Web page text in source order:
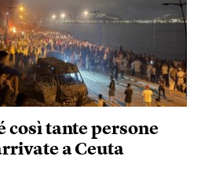
così tante persone
a Ceuta